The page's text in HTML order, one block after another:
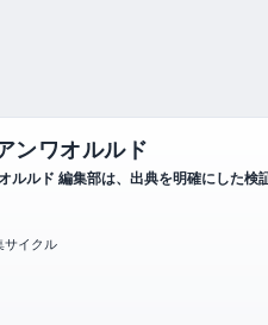
ンワオルルド
ルルド 編集部は、出典を明確にした検
サイクル